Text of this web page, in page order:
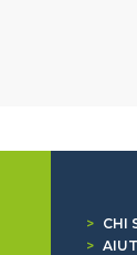
>
CHI
>